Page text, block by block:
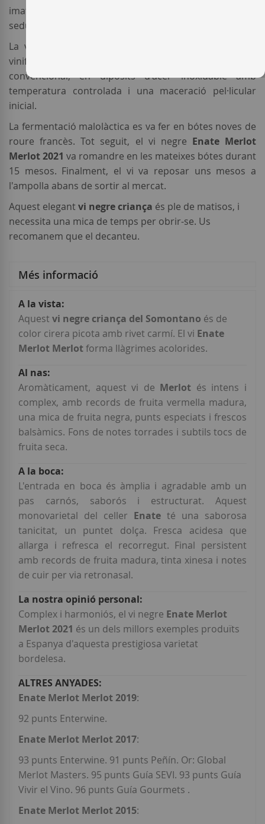
imatge dissenyada per Frederic Amat i un contingut
seductor i modern.
La verema del
vinificació d'aquest
convencional, en dipòsits d'acer inoxidable amb
temperatura controlada i una maceració pel·licular
inicial.
La fermentació malolàctica es va fer en bótes noves de
roure francès. Tot seguit, el vi negre Enate Merlot
Merlot 2021 va romandre en les mateixes bótes durant
15 mesos. Finalment, el vi va reposar uns mesos a
l'ampolla abans de sortir al mercat.
Aquest elegantvi negre criança és ple de matisos, i
necessita una mica de temps per obrir-se. Us
recomanem que el decanteu.
Més informació
Més
informació
Aquest vi negre criança del Somontano és de
color cirera picota amb rivet carmí. El vi Enate
Merlot Merlotforma llàgrimes acolorides.
Aromàticament, aquest vi de Merlot és intens i
complex, amb records de fruita vermella madura,
una mica de fruita negra, punts especiats i frescos
balsàmics. Fons de notes torrades i subtils tocs de
fruita seca.
L'entrada en boca és àmplia i agradable amb un
pas carnós, saborós i estructurat. Aquest
monovarietal del celler Enate té una saborosa
tanicitat, un puntet dolça. Fresca acidesa que
allarga i refresca el recorregut. Final persistent
amb records de fruita madura, tinta xinesa i notes
de cuir per via retronasal.
Complex i harmoniós, el vi negre Enate Merlot
Merlot 2021 és un dels millors exemples produïts
a Espanya d'aquesta prestigiosa varietat
bordelesa.
Enate Merlot Merlot 2019:
92 punts Enterwine.
Enate Merlot Merlot 2017:
93 punts Enterwine. 91 punts Peñín. Or: Global
Merlot Masters. 95 punts Guía SEVI. 93 punts Guía
Vivir el Vino. 96 punts Guía Gourmets .
Enate Merlot Merlot 2015: